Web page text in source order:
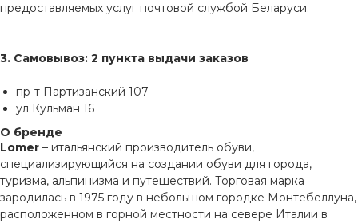
предоставляемых услуг почтовой службой Беларуси.
3. Самовывоз: 2 пункта выдачи заказов
пр-т Партизанский 107
ул Кульман 16
О бренде
Lomer – итальянский производитель обуви,
специализирующийся на создании обуви для города,
туризма, альпинизма и путешествий. Торговая марка
зародилась в 1975 году в небольшом городке Монтебеллуна,
расположенном в горной местности на севере Италии в